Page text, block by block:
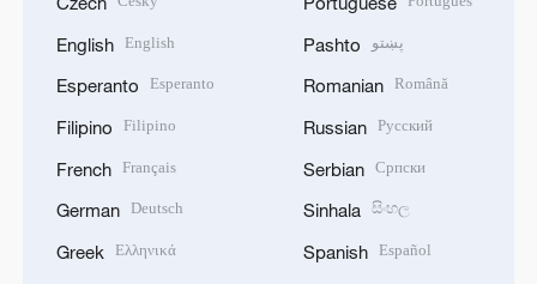
English English
Esperanto Esperanto
Filipino Filipino
French Français
German Deutsch
Greek Ελληνικά
Pashto پښتو
Romanian Română
Russian Русский
Serbian Српски
Sinhala සිංහල
Spanish Español